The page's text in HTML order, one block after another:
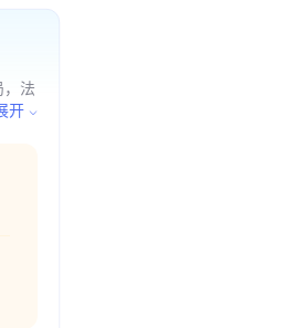
，法
具
开